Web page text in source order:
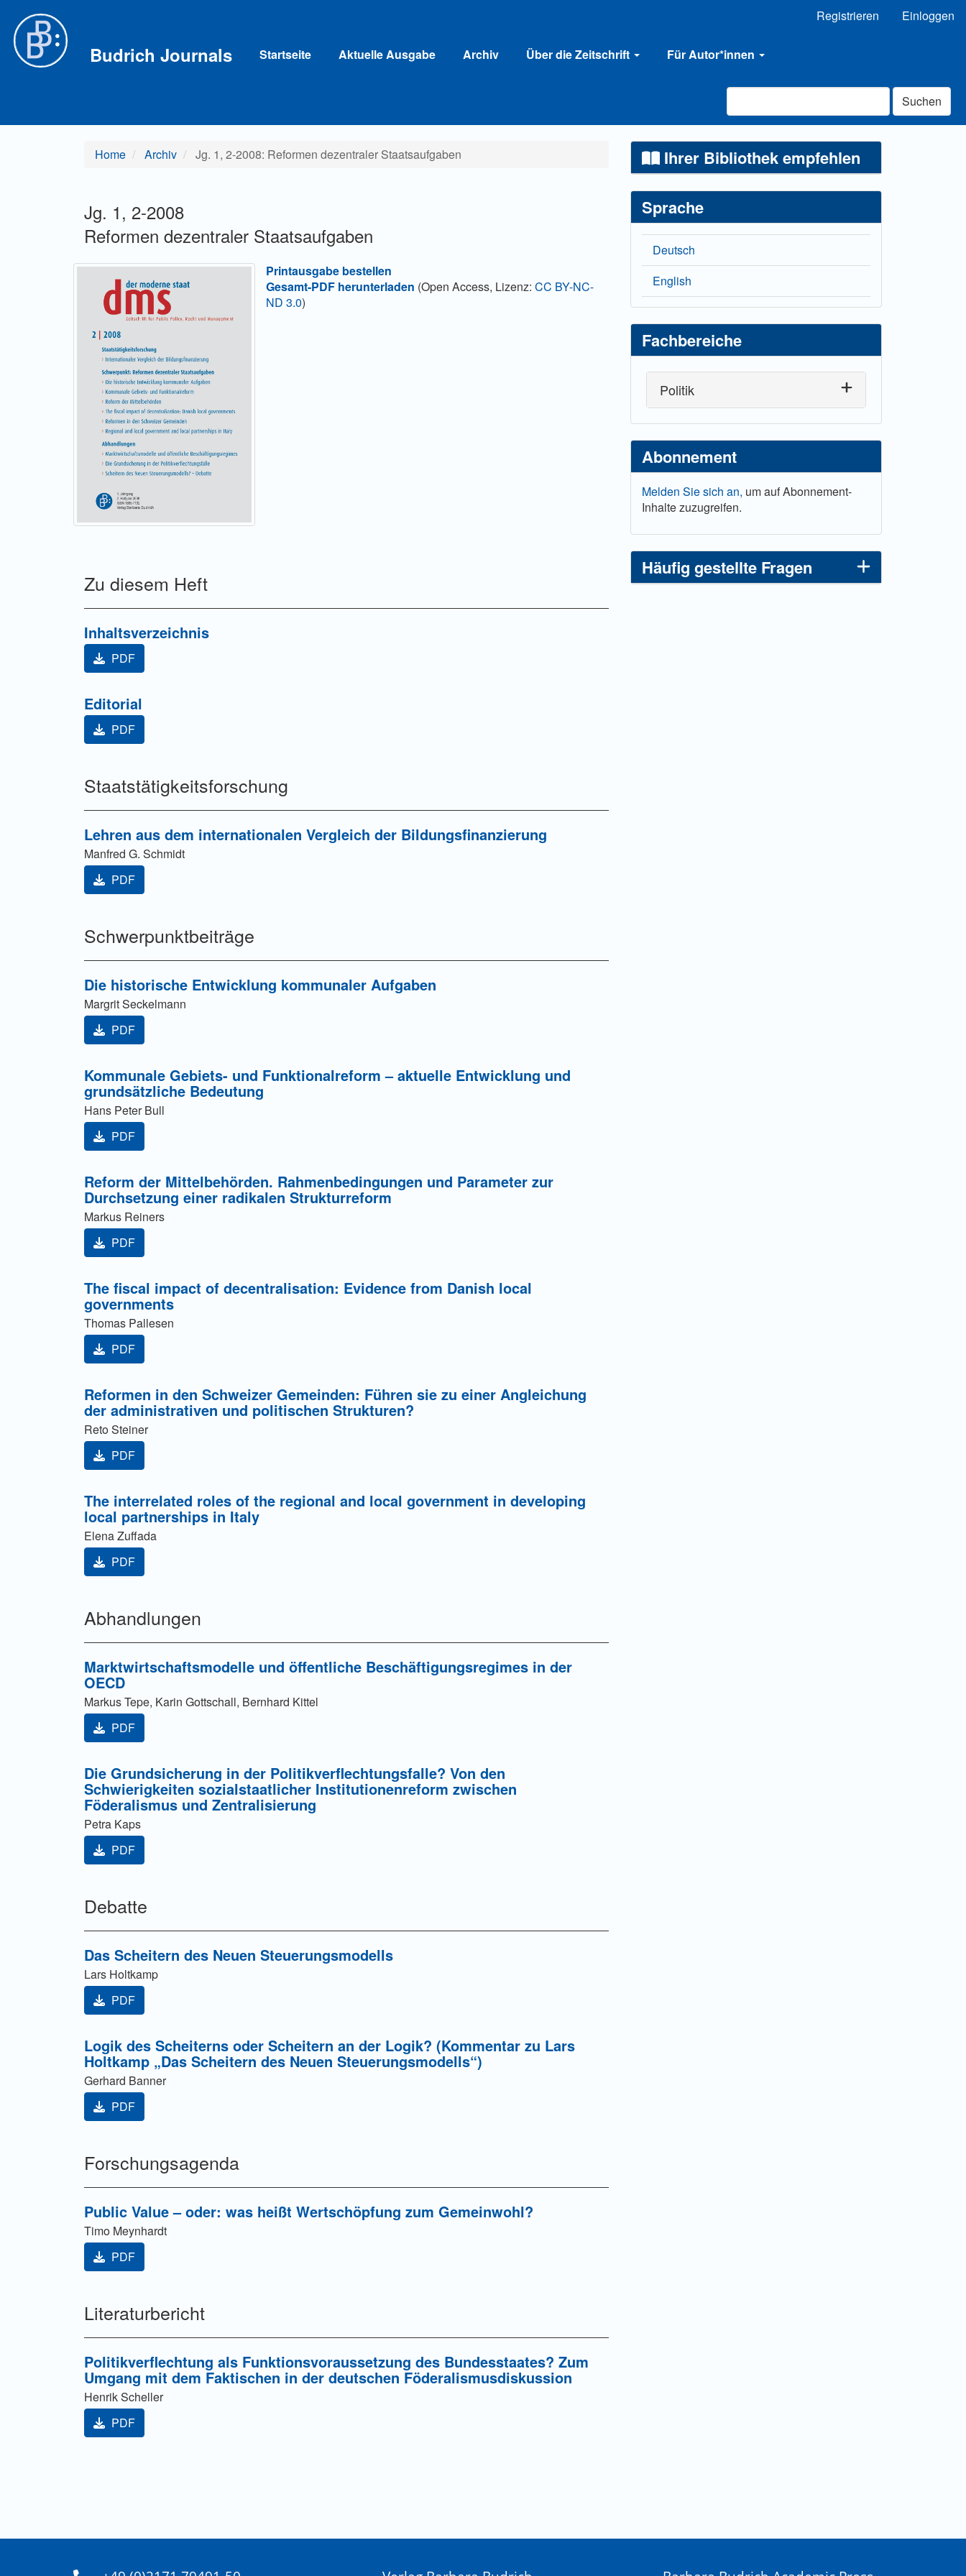
Hauptinhalt
Sidebar
Registrieren Einloggen
Budrich Journals Startseite Aktuelle Ausgabe Archiv Über die Zeitschrift Für Autor*innen
Suchen
Home Archiv Jg. 1, 2-2008: Reformen dezentraler Staatsaufgaben
Jg. 1, 2-2008
Reformen dezentraler Staatsaufgaben
Printausgabe bestellen
Gesamt-PDF herunterladen (Open Access, Lizenz:CC BY-NC-
ND 3.0)
Zu diesem Heft
Inhaltsverzeichnis
PDF
Editorial
PDF
Staatstätigkeitsforschung
Lehren aus dem internationalen Vergleich der Bildungsfinanzierung
Manfred G. Schmidt
PDF
Schwerpunktbeiträge
Die historische Entwicklung kommunaler Aufgaben
Margrit Seckelmann
PDF
Kommunale Gebiets- und Funktionalreform – aktuelle Entwicklung und
grundsätzliche Bedeutung
Hans Peter Bull
PDF
Reform der Mittelbehörden. Rahmenbedingungen und Parameter zur
Durchsetzung einer radikalen Strukturreform
Markus Reiners
PDF
The fiscal impact of decentralisation: Evidence from Danish local
governments
Thomas Pallesen
PDF
Reformen in den Schweizer Gemeinden: Führen sie zu einer Angleichung
der administrativen und politischen Strukturen?
Reto Steiner
PDF
The interrelated roles of the regional and local government in developing
local partnerships in Italy
Elena Zuffada
PDF
Abhandlungen
Marktwirtschaftsmodelle und öffentliche Beschäftigungsregimes in der
OECD
Markus Tepe, Karin Gottschall, Bernhard Kittel
PDF
Die Grundsicherung in der Politikverflechtungsfalle? Von den
Schwierigkeiten sozialstaatlicher Institutionenreform zwischen
Föderalismus und Zentralisierung
Petra Kaps
PDF
Debatte
Das Scheitern des Neuen Steuerungsmodells
Lars Holtkamp
PDF
Logik des Scheiterns oder Scheitern an der Logik? (Kommentar zu Lars
Holtkamp „Das Scheitern des Neuen Steuerungsmodells“)
Gerhard Banner
PDF
Forschungsagenda
Public Value – oder: was heißt Wertschöpfung zum Gemeinwohl?
Timo Meynhardt
PDF
Literaturbericht
Politikverflechtung als Funktionsvoraussetzung des Bundesstaates? Zum
Umgang mit dem Faktischen in der deutschen Föderalismusdiskussion
Henrik Scheller
PDF
Ihrer Bibliothek empfehlen
Sprache
Deutsch
English
Fachbereiche
Politik
Abonnement
Melden Sie sich an, um auf Abonnement-
Inhalte zuzugreifen.
Häufig gestellte Fragen